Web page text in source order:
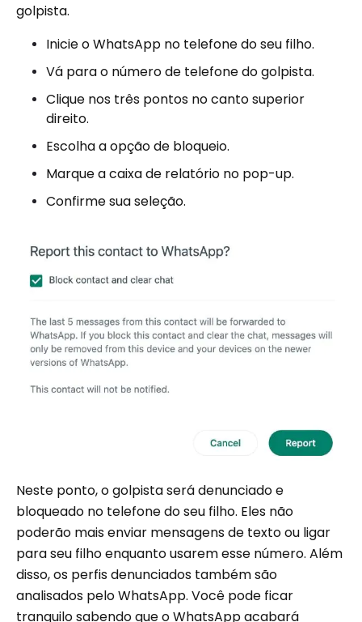
golpista.
Inicie o WhatsApp no ​​telefone do seu filho.
Vá para o número de telefone do golpista.
Clique nos três pontos no canto superior
direito.
Escolha a opção de bloqueio.
Marque a caixa de relatório no pop-up.
Confirme sua seleção.
Neste ponto, o golpista será denunciado e
bloqueado no telefone do seu filho. Eles não
poderão mais enviar mensagens de texto ou ligar
para seu filho enquanto usarem esse número. Além
disso, os perfis denunciados também são
analisados ​​pelo WhatsApp. Você pode ficar
tranquilo sabendo que o WhatsApp acabará